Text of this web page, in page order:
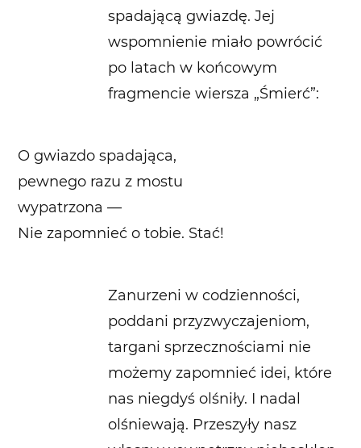
spadającą gwiazdę. Jej
wspomnienie miało powrócić
po latach w końcowym
fragmencie wiersza „Śmierć”:
O gwiazdo spadająca,
pewnego razu z mostu
wypatrzona —
Nie zapomnieć o tobie. Stać!
Zanurzeni w codzienności,
poddani przyzwyczajeniom,
targani sprzecznościami nie
możemy zapomnieć idei, które
nas niegdyś olśniły. I nadal
olśniewają. Przeszyły nasz